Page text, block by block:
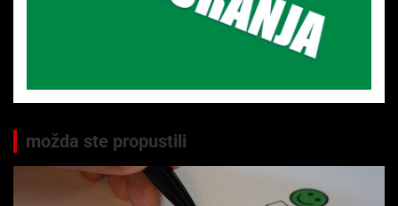
možda ste propustili